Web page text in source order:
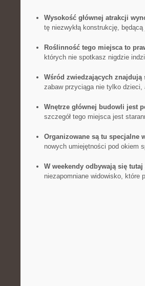
Wysokość głównej atrakcji
tę niezwykłą konstrukcję,
Roślinność tego miejsca‍ to
których nie spotkasz nigdzie
Wśród zwiedzających​
zabaw przyciąga nie ‍tylko
Wnętrze głównej ⁣budowli ⁣jest
szczegół tego miejsca jest
Organizowane są tu specjalne
nowych umiejętności pod okiem
W weekendy odbywają się
niezapomniane widowisko, które